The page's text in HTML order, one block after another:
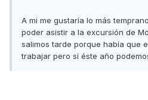
A mi me gustaría lo más
poder asistir a la excursión de
salimos tarde porque había que
trabajar pero si éste año